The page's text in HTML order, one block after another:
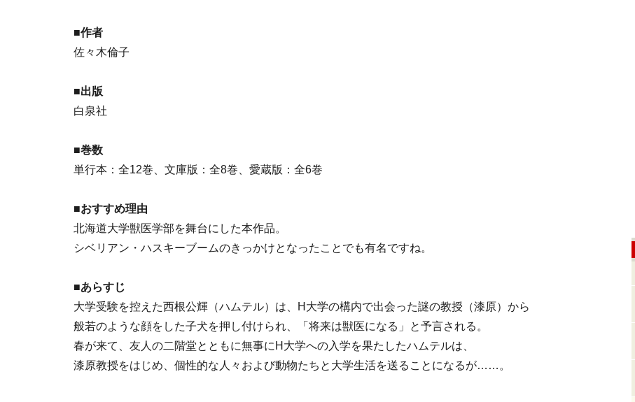
■作者
佐々木倫子
■出版
白泉社
■巻数
単行本：全12巻、文庫版：全8巻、愛蔵版：全6巻
■おすすめ理由
北海道大学獣医学部を舞台にした本作品。
シベリアン・ハスキーブームのきっかけとなったことでも有名ですね。
■あらすじ
大学受験を控えた西根公輝（ハムテル）は、H大学の構内で出会った謎の教授（漆原）から
般若のような顔をした子犬を押し付けられ、「将来は獣医になる」と予言される。
春が来て、友人の二階堂とともに無事にH大学への入学を果たしたハムテルは、
漆原教授をはじめ、個性的な人々および動物たちと大学生活を送ることになるが……。